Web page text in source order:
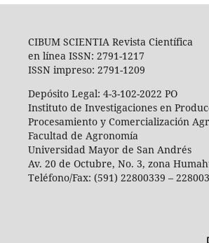
CIBUM SCIENTIA Revista Científica
en línea ISSN: 2791-1217
ISSN impreso: 2791-1209
Depósito Legal: 4-3-102-2022 PO
Instituto de Investigaciones en
Procesamiento y Comercialización
Facultad de Agronomía
Universidad Mayor de San Andrés
Av. 20 de Octubre, No. 3, zona
Teléfono/Fax: (591) 22800339 –